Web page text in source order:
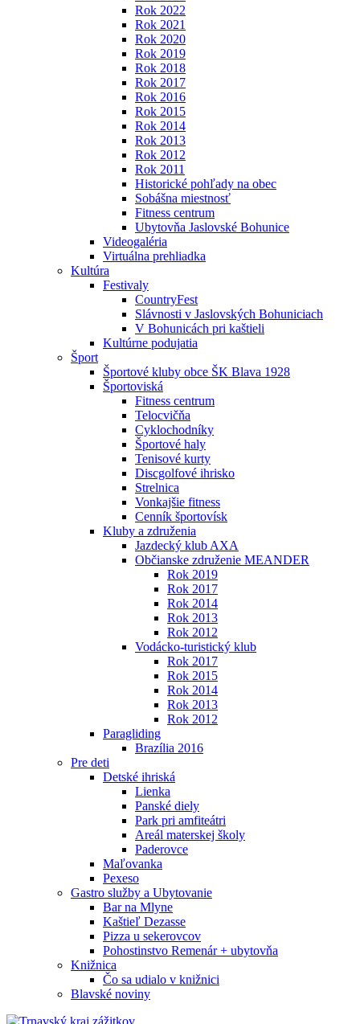
Rok 2022
Rok 2021
Rok 2020
Rok 2019
Rok 2018
Rok 2017
Rok 2016
Rok 2015
Rok 2014
Rok 2013
Rok 2012
Rok 2011
Historické pohľady na obec
Sobášna miestnosť
Fitness centrum
Ubytovňa Jaslovské Bohunice
Videogaléria
Virtuálna prehliadka
Kultúra
Festivaly
CountryFest
Slávnosti v Jaslovských Bohuniciach
V Bohunicách pri kaštieli
Kultúrne podujatia
Šport
Športové kluby obce ŠK Blava 1928
Športoviská
Fitness centrum
Telocvičňa
Cyklochodníky
Športové haly
Tenisové kurty
Discgolfové ihrisko
Strelnica
Vonkajšie fitness
Cenník športovísk
Kluby a združenia
Jazdecký klub AXA
Občianske združenie MEANDER
Rok 2019
Rok 2017
Rok 2014
Rok 2013
Rok 2012
Vodácko-turistický klub
Rok 2017
Rok 2015
Rok 2014
Rok 2013
Rok 2012
Paragliding
Brazília 2016
Pre deti
Detské ihriská
Lienka
Panské diely
Park pri amfiteátri
Areál materskej školy
Paderovce
Maľovanka
Pexeso
Gastro služby a Ubytovanie
Bar na Mlyne
Kaštieľ Dezasse
Pizza u sekerovcov
Pohostinstvo Remenár + ubytovňa
Knižnica
Čo sa udialo v knižnici
Blavské noviny